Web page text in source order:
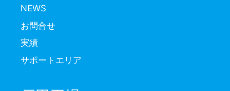
NEWS
お問合せ
実績
サポートエリア